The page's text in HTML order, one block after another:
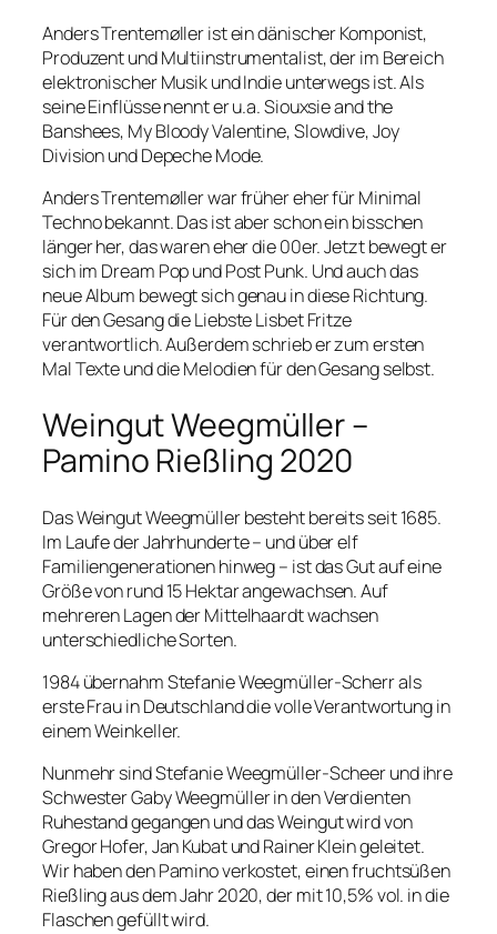
Anders Trentemøller ist ein dänischer Komponist,
Produzent und Multiinstrumentalist, der im Bereich
elektronischer Musik und Indie unterwegs ist. Als
seine Einflüsse nennt er u.a. Siouxsie and the
Banshees, My Bloody Valentine, Slowdive, Joy
Division und Depeche Mode.
Anders Trentemøller war früher eher für Minimal
Techno bekannt. Das ist aber schon ein bisschen
länger her, das waren eher die 00er. Jetzt bewegt er
sich im Dream Pop und Post Punk. Und auch das
neue Album bewegt sich genau in diese Richtung.
Für den Gesang die Liebste Lisbet Fritze
verantwortlich. Außerdem schrieb er zum ersten
Mal Texte und die Melodien für den Gesang selbst.
Weingut Weegmüller –
Pamino Rießling 2020
Das Weingut Weegmüller besteht bereits seit 1685.
Im Laufe der Jahrhunderte – und über elf
Familiengenerationen hinweg – ist das Gut auf eine
Größe von rund 15 Hektar angewachsen. Auf
mehreren Lagen der Mittelhaardt wachsen
unterschiedliche Sorten.
1984 übernahm Stefanie Weegmüller-Scherr als
erste Frau in Deutschland die volle Verantwortung in
einem Weinkeller.
Nunmehr sind Stefanie Weegmüller-Scheer und ihre
Schwester Gaby Weegmüller in den Verdienten
Ruhestand gegangen und das Weingut wird von
Gregor Hofer, Jan Kubat und Rainer Klein geleitet.
Wir haben den Pamino verkostet, einen fruchtsüßen
Rießling aus dem Jahr 2020, der mit 10,5% vol. in die
Flaschen gefüllt wird.